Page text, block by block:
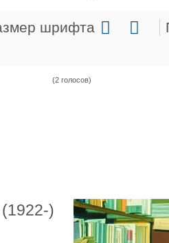
шрифта
(2 голосов)
(1922-)